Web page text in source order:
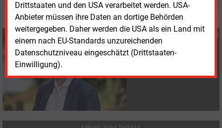
Drittstaaten und den USA verarbeitet werden. USA-
Anbieter müssen ihre Daten an dortige Behörden
weitergegeben. Daher werden die USA als ein Land mit
einem nach EU-Standards unzureichenden
Datenschutzniveau eingeschätzt (Drittstaaten-
Einwilligung).
Susanne Harmsen
s.harmsen@energie-